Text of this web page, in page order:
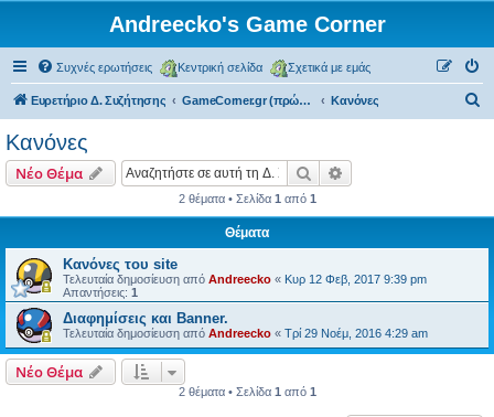
Andreecko's Game Corner
Συχνές ερωτήσεις Κεντρική σελίδα Σχετικά με εμάς
Ευρετήριο Δ. Συζήτησης GameCorner.gr (πρώην Greek Pokemon) Κανόνες
Κανόνες
Νέο Θέμα Αναζήτηση
2 θέματα • Σελίδα 1 από 1
Θέματα
Κανόνες του site
Τελευταία δημοσίευση από Andreecko « Κυρ 12 Φεβ, 2017 9:39 pm
Απαντήσεις: 1
Διαφημίσεις και Banner.
Τελευταία δημοσίευση από Andreecko « Τρί 29 Νοέμ, 2016 4:29 am
Νέο Θέμα
2 θέματα • Σελίδα 1 από 1